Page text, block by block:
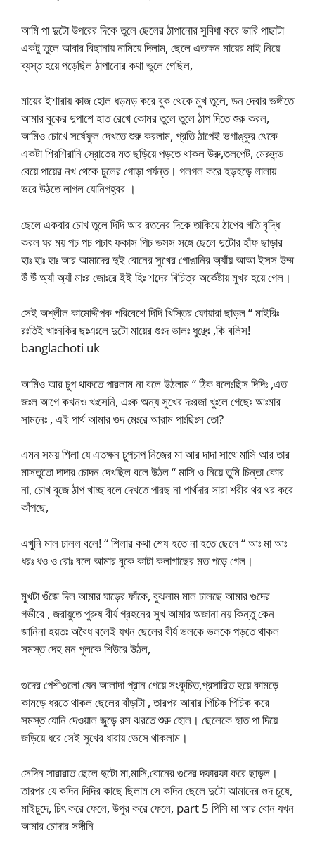
আমি পা দুটো উপরের দিকে তুলে ছেলের ঠাপানোর সুবিধা করে ভারি পাছাটা
একটু তুলে আবার বিছানায় নামিয়ে দিলাম, ছেলে এতক্ষন মায়ের মাই নিয়ে
ব্যস্ত হয়ে পড়েছিল ঠাপানোর কথা ভুলে গেছিল,
মায়ের ইশারায় কাজ হোল ধড়মড় করে বুক থেকে মুখ তুলে, ডন দেবার ভঙ্গীতে
আমার বুকের দুপাশে হাত রেখে কোমর তুলে তুলে ঠাপ দিতে শুরু করল,
আমিও চোখে সর্ষেফুল দেখতে শুরু করলাম, প্রতি ঠাপেই ভগাঙ্কুর থেকে
একটা শিরশিরানি স্রোতের মত ছড়িয়ে পড়তে থাকল উরু,তলপেট, মেরুদন্ড
বেয়ে পায়ের নখ থেকে চুলের গোড়া পর্যন্ত। গলগল করে হড়হড়ে লালায়
ভরে উঠতে লাগল যোনিগহ্বর ।
ছেলে একবার চোখ তুলে দিদি আর রতনের দিকে তাকিয়ে ঠাপের গতি বৃদ্ধি
করল ঘর ময় পচ পচ পচাৎ ফকাস পিচ ভসস সঙ্গে ছেলে দুটোর হাঁফ ছাড়ার
হাঃ হাঃ হাঃ আর আমাদের দুই বোনের সুখের গোঙানির অ্যাঁয় আআ ইসস উম্ম
উঁ উঁ অ্যাঁ অ্যাঁ মাঃর জোঃরে ইই হিঃ শব্দের বিচিত্র অর্কেষ্টায় মুখর হয়ে গেল।
সেই অশ্লীল কামোদ্দীপক পরিবেশে দিদি খিস্তির ফোয়ারা ছাড়ল “ মাইরিঃ
রঃতিই খাঃনকির ছঃএঃলে দুটো মায়ের গুঃদ ভালঃ ধুঞ্ছেঃ ,কি বলিস!
banglachoti uk
আমিও আর চুপ থাকতে পারলাম না বলে উঠলাম “ ঠিক বলেঃছিস দিদিঃ ,এত
জঃল আগে কখনও খঃসেনি, এঃক অন্য সুখের দঃরজা খুঃলে গেছেঃ আঃমার
সামনেঃ , এই পার্থ আমার গুদ মেঃরে আরাম পাঃছিঃস তো?
এমন সময় শিলা যে এতক্ষন চুপচাপ নিজের মা আর দাদা সাথে মাসি আর তার
মাসতুতো দাদার চোদন দেখছিল বলে উঠল “ মাসি ও নিয়ে তুমি চিন্তা কোর
না, চোখ বুজে ঠাপ খাচ্ছ বলে দেখতে পারছ না পার্থদার সারা শরীর থর থর করে
কাঁপছে,
এখুনি মাল ঢালল বলে! “ শিলার কথা শেষ হতে না হতে ছেলে “ আঃ মা আঃ
ধরঃ ধও ও রোঃ বলে আমার বুকে কাটা কলাগাছের মত পড়ে গেল।
মুখটা গুঁজে দিল আমার ঘাড়ের ফাঁকে, বুঝলাম মাল ঢালছে আমার গুদের
গভীরে , জরায়ুতে পুরুষ বীর্য গ্রহনের সুখ আমার অজানা নয় কিন্তু কেন
জানিনা হয়তঃ অবৈধ বলেই যখন ছেলের বীর্য ভলকে ভলকে পড়তে থাকল
সমস্ত দেহ মন পুলকে শিউরে উঠল,
গুদের পেশীগুলো যেন আলাদা প্রান পেয়ে সংকুচিত,প্রসারিত হয়ে কামড়ে
কামড়ে ধরতে থাকল ছেলের বাঁড়াটা , তারপর আবার পিচিক পিচিক করে
সমস্ত যোনি দেওয়াল জুড়ে রস ঝরতে শুরু হোল। ছেলেকে হাত পা দিয়ে
জড়িয়ে ধরে সেই সুখের ধারায় ভেসে থাকলাম।
সেদিন সারারাত ছেলে দুটো মা,মাসি,বোনের গুদের দফারফা করে ছাড়ল।
তারপর যে কদিন দিদির কাছে ছিলাম সে কদিন ছেলে দুটো আমাদের গুদ চুষে,
মাইচুদে, চিৎ করে ফেলে, উপুর করে ফেলে, part 5 পিসি মা আর বোন যখন
আমার চোদার সঙ্গীনি